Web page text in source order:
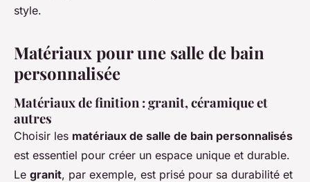
style.
Matériaux pour une salle de bain
personnalisée
Matériaux de finition : granit, céramique et
autres
Choisir les matériaux de salle de bain personnalisés
est essentiel pour créer un espace unique et durable.
Le granit, par exemple, est prisé pour sa durabilité et